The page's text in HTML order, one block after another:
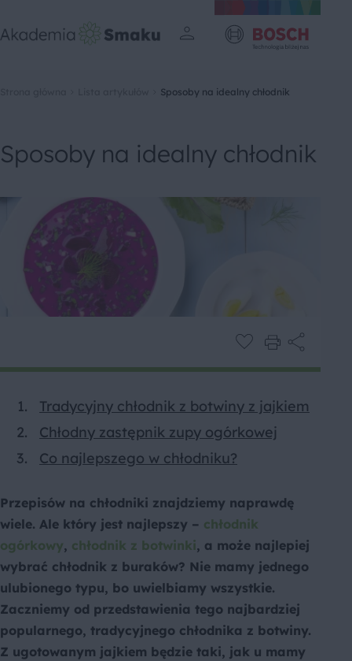
Sposoby na idealny chłodnik
Sposoby na idealny chłodnik
Tradycyjny chłodnik z botwiny z jajkiem
Chłodny zastępnik zupy ogórkowej
Co najlepszego w chłodniku?
Przepisów na chłodniki znajdziemy naprawdę
wiele. Ale który jest najlepszy – chłodnik
ogórkowy, chłodnik z botwinki, a może najlepiej
wybrać chłodnik z buraków? Nie mamy jednego
ulubionego typu, bo uwielbiamy wszystkie.
Zaczniemy od przedstawienia tego najbardziej
popularnego, tradycyjnego chłodnika z botwiny.
Z ugotowanym jajkiem będzie taki, jak u mamy